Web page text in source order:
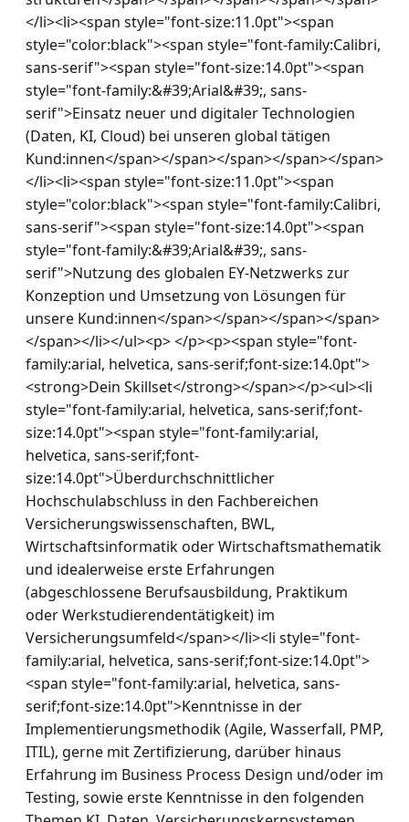
</li><li><span style="font-size:11.0pt"><span
style="color:black"><span style="font-family:Calibri,
sans-serif"><span style="font-size:14.0pt"><span
style="font-family:&#39;Arial&#39;, sans-
serif">Einsatz neuer und digitaler Technologien
(Daten, KI, Cloud) bei unseren global tätigen
Kund:innen</span></span></span></span></span>
</li><li><span style="font-size:11.0pt"><span
style="color:black"><span style="font-family:Calibri,
sans-serif"><span style="font-size:14.0pt"><span
style="font-family:&#39;Arial&#39;, sans-
serif">Nutzung des globalen EY-Netzwerks zur
Konzeption und Umsetzung von Lösungen für
unsere Kund:innen</span></span></span></span>
</span></li></ul><p> </p><p><span style="font-
family:arial, helvetica, sans-serif;font-size:14.0pt">
<strong>Dein Skillset</strong></span></p><ul><li
style="font-family:arial, helvetica, sans-serif;font-
size:14.0pt"><span style="font-family:arial,
helvetica, sans-serif;font-
size:14.0pt">Überdurchschnittlicher
Hochschulabschluss in den Fachbereichen
Versicherungswissenschaften, BWL,
Wirtschaftsinformatik oder Wirtschaftsmathematik
und idealerweise erste Erfahrungen
(abgeschlossene Berufsausbildung, Praktikum
oder Werkstudierendentätigkeit) im
Versicherungsumfeld</span></li><li style="font-
family:arial, helvetica, sans-serif;font-size:14.0pt">
<span style="font-family:arial, helvetica, sans-
serif;font-size:14.0pt">Kenntnisse in der
Implementierungsmethodik (Agile, Wasserfall, PMP,
ITIL), gerne mit Zertifizierung, darüber hinaus
Erfahrung im Business Process Design und/oder im
Testing, sowie erste Kenntnisse in den folgenden